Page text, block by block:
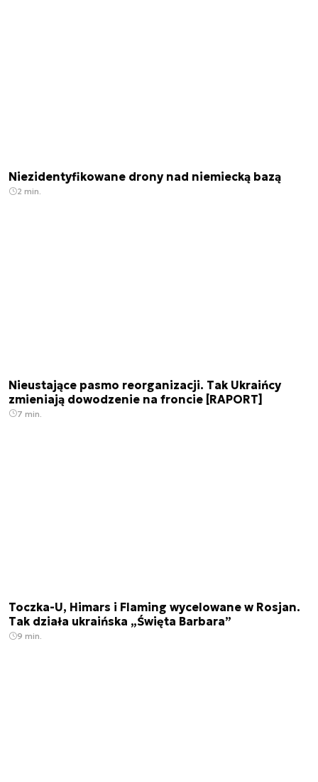
Niezidentyfikowane drony nad niemiecką bazą
2 min.
Nieustające pasmo reorganizacji. Tak Ukraińcy
zmieniają dowodzenie na froncie [RAPORT]
7 min.
Toczka-U, Himars i Flaming wycelowane w Rosjan.
Tak działa ukraińska „Święta Barbara”
9 min.